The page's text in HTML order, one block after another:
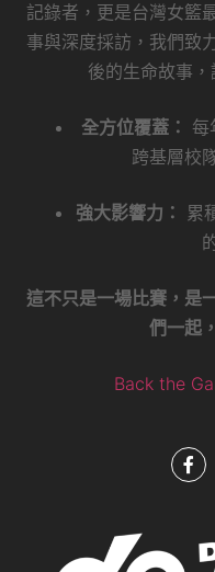
記錄者，更是台灣女籃
事與深度採訪，我們致
後的生命故事
全方位覆蓋： 每
跨基層校
強大影響力：
累
這不只是一場比賽，是
們一起
Back the